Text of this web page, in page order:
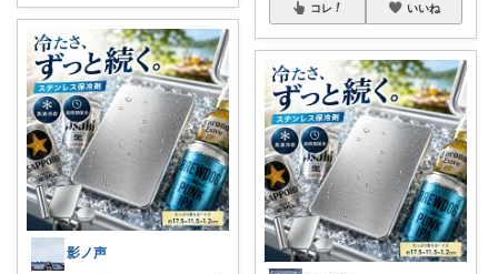
影ノ声
コレ いいね